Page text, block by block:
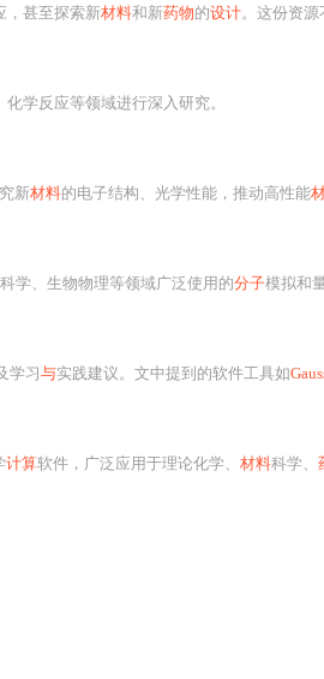
，甚至探索新材料和新药物的设计。这份资源不仅有助于提升
化学反应等领域进行深入研究。
新材料的电子结构、光学性能，推动高性能
科学、生物物理等领域广泛使用的分子模拟和量
学习与实践建议。文中提到的软件工具如
计算软件，广泛应用于理论化学、 材料科学、